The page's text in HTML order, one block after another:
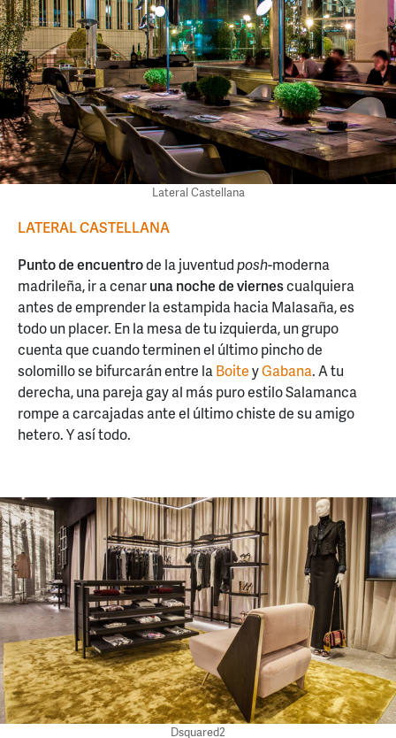
Lateral Castellana
LATERAL CASTELLANA
Punto de encuentrode la juventudposh-moderna
madrileña, ir a cenaruna noche de viernescualquiera
antes de emprender la estampida hacia Malasaña, es
todo un placer. En la mesa de tu izquierda, un grupo
cuenta que cuando terminen el último pincho de
solomillo se bifurcarán entre laBoiteyGabana. A tu
derecha, una pareja gay al más puro estilo Salamanca
rompe a carcajadas ante el último chiste de su amigo
hetero. Y así todo.
Dsquared2